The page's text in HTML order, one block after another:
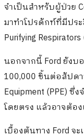
จำเป็นสำหรับผู้ป่วย
มาทำโปรดักท์ที่มีประ
Purifying Respirators
นอกจากนี้ Ford ยังบ
100,000 ชิ้นต่อสัปด
Equipment (PPE)
โดยตรง แล้วอาจต้อ
เบื้องต้นทาง Ford จ